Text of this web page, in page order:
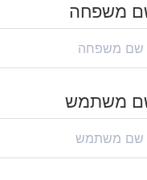
משפחה
משתמש